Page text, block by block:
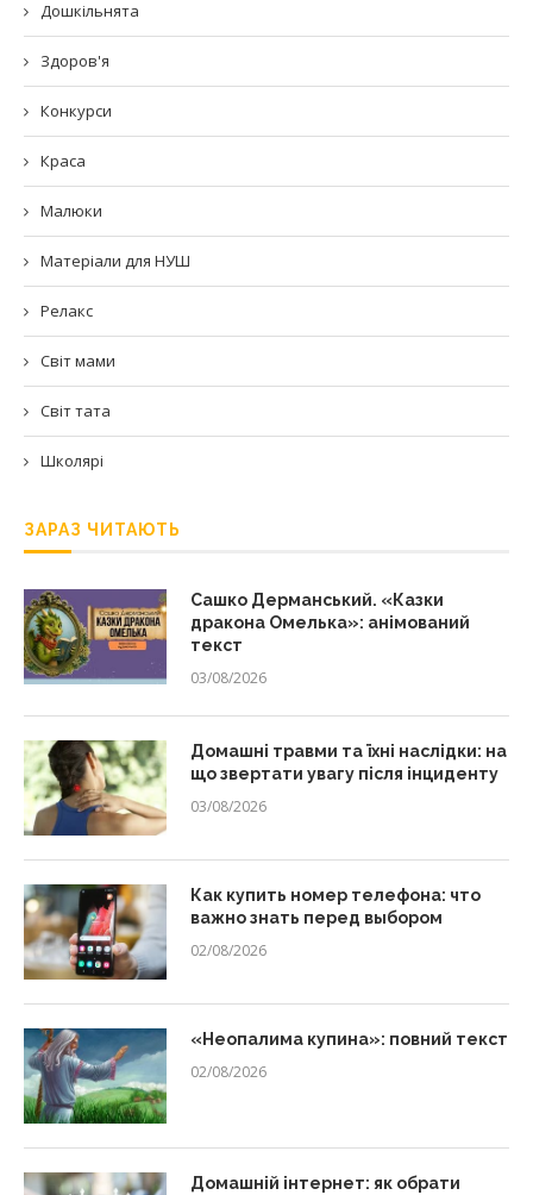
Дошкільнята
Здоров'я
Конкурси
Краса
Малюки
Матеріали для НУШ
Релакс
Світ мами
Світ тата
Школярі
ЗАРАЗ ЧИТАЮТЬ
Сашко Дерманський. «Казки
дракона Омелька»: анімований
текст
03/08/2026
Домашні травми та їхні наслідки: на
що звертати увагу після інциденту
03/08/2026
Как купить номер телефона: что
важно знать перед выбором
02/08/2026
«Неопалима купина»: повний текст
02/08/2026
Домашній інтернет: як обрати